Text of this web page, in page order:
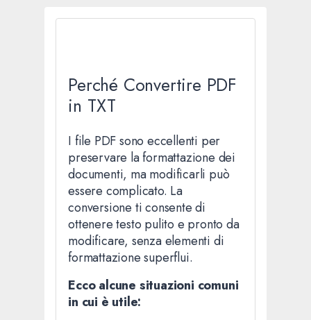
Perché Convertire PDF
in TXT
I file PDF sono eccellenti per
preservare la formattazione dei
documenti, ma modificarli può
essere complicato. La
conversione ti consente di
ottenere testo pulito e pronto da
modificare, senza elementi di
formattazione superflui.
Ecco alcune situazioni comuni
in cui è utile: